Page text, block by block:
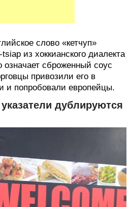
слово «кетчуп»
из хоккианского диалекта
означает сброженный соус
привозили его в
и попробовали европейцы.
дублируются